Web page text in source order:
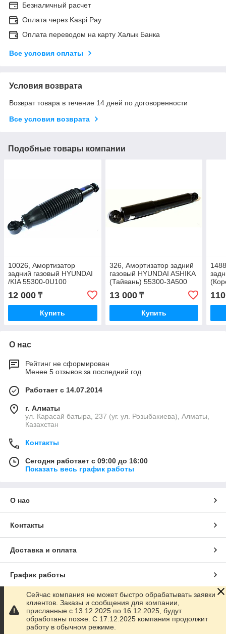
Безналичный расчет
Оплата через Kaspi Pay
Оплата переводом на карту Халык Банка
Все условия оплаты
Условия возврата
Возврат товара в течение 14 дней по договоренности
Все условия возврата
Подобные товары компании
10026, Амортизатор
задний газовый HYUNDAI
/KIA 55300-0U100
12 000 ₸
Купить
326, Амортизатор задний
газовый HYUNDAI ASHIKA
(Тайвань) 55300-3A500
13 000₸
Купить
О нас
Рейтинг не сформирован
Менее 5 отзывов за последний год
Работает с 14.07.2014
г. Алматы
ул. Карасай батыра, 237 (уг. ул. Розыбакиева), Алматы,
Казахстан
Контакты
Сегодня работает с 09:00 до 16:00
Показать весь график работы
О нас
Контакты
Доставка и оплата
График работы
Полная версия сайта
Сайт создан на маркетплейсе
Сейчас компания не может быстро обрабатывать заявки
клиентов. Заказы и сообщения для компании,
присланные с 13.12.2025 по 16.12.2025, будут
обработаны позже. С 17.12.2025 компания продолжит
работу в обычном режиме.